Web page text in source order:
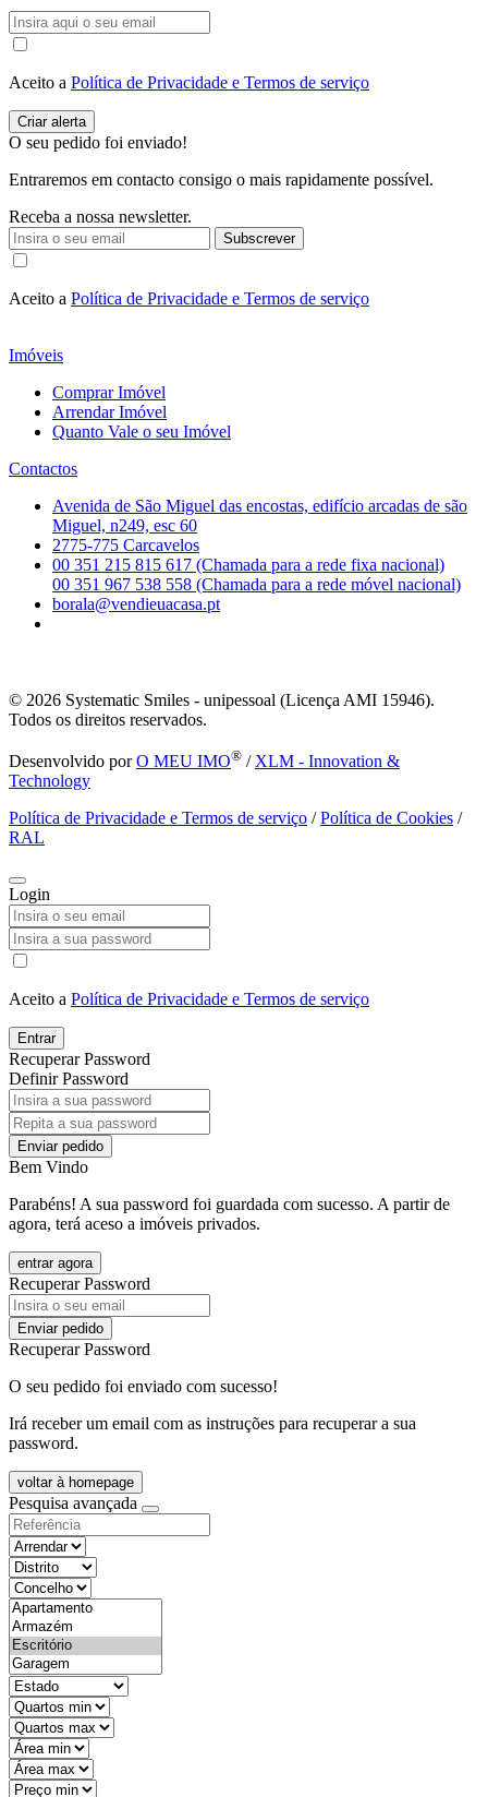
Aceito a Política de Privacidade e Termos de serviço
O seu pedido foi enviado!
Entraremos em contacto consigo o mais rapidamente possível.
Receba a nossa newsletter.
Subscrever
Aceito a Política de Privacidade e Termos de serviço
Imóveis
Comprar Imóvel
Arrendar Imóvel
Quanto Vale o seu Imóvel
Contactos
Avenida de São Miguel das encostas, edifício arcadas de são
Miguel, n249, esc 60
2775-775 Carcavelos
00 351 215 815 617 (Chamada para a rede fixa nacional)
00 351 967 538 558 (Chamada para a rede móvel nacional)
borala@vendieuacasa.pt
© 2026 Systematic Smiles - unipessoal (Licença AMI 15946).
Todos os direitos reservados.
Desenvolvido porO MEU IMO® / XLM - Innovation &
Technology
Política de Privacidade e Termos de serviço /Política de Cookies /
RAL
Login
Aceito a Política de Privacidade e Termos de serviço
Entrar
Recuperar Password
Definir Password
Enviar pedido
Bem Vindo
Parabéns! A sua password foi guardada com sucesso. A partir de
agora, terá aceso a imóveis privados.
entrar agora
Recuperar Password
Enviar pedido
Recuperar Password
O seu pedido foi enviado com sucesso!
Irá receber um email com as instruções para recuperar a sua
password.
voltar à homepage
Pesquisa avançada
objective
districtId
countyId
types
state
mintypo
maxtypo
minarea
maxarea
minprice